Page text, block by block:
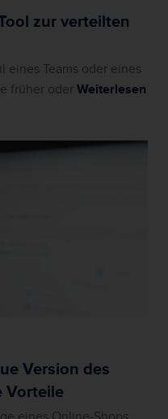
zur verteilten
eines Teams oder eines
früher oder Weiterlesen
Version des
Vorteile